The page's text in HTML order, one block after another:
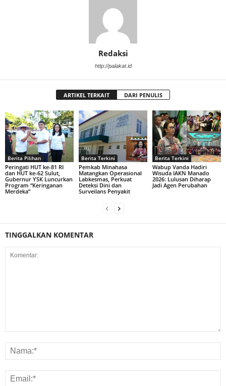
Redaksi
http://palakat.id
ARTIKEL TERKAIT DARI PENULIS
Berita Pilihan
Peringati HUT ke-81 RI
dan HUT ke-62 Sulut,
Gubernur YSK Luncurkan
Program “Keringanan
Merdeka”
Berita Terkini
Pemkab Minahasa
Matangkan Operasional
Labkesmas, Perkuat
Deteksi Dini dan
Surveilans Penyakit
Berita Terkini
Wabup Vanda Hadiri
Wisuda IAKN Manado
2026: Lulusan Diharap
Jadi Agen Perubahan
TINGGALKAN KOMENTAR